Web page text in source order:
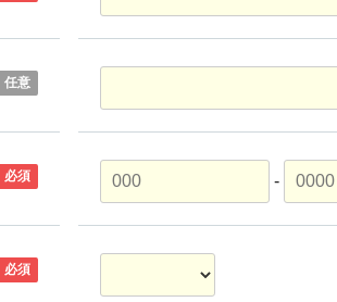
任意
必須 -
必須